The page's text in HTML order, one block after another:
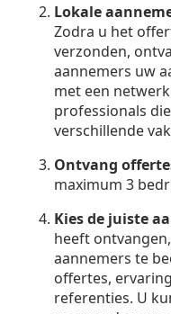
Lokale
Zodra u het
verzonden,
aannemers uw
met een
professionals
verschillende
Ontvang
maximum 3
Kies de juiste
heeft
aannemers te
offertes,
referenties. U